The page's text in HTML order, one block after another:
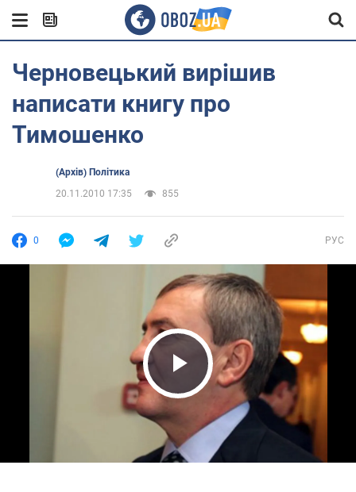
Черновецький вирішив
написати книгу про
Тимошенко
(Архів) Політика
20.11.2010 17:35
855
0 РУС
Play Video